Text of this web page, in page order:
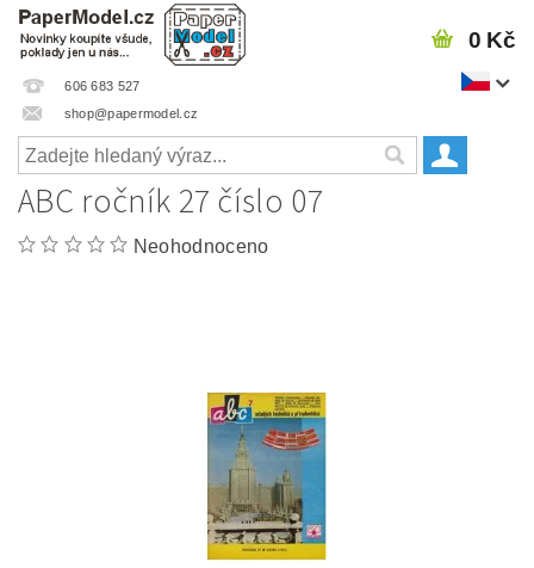
606 683 527
shop@papermodel.cz
0 Kč
ABC ročník 27 číslo 07
Neohodnoceno